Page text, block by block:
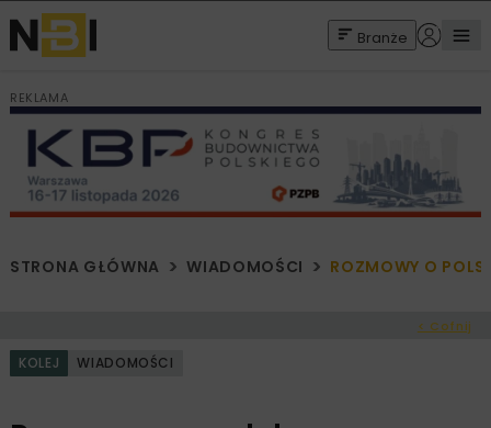
Branże
REKLAMA
STRONA GŁÓWNA WIADOMOŚCI ROZMOWY O
< Cofnij
KOLEJ WIADOMOŚCI